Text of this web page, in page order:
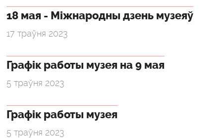
18 мая - Міжнародны дзень музеяў
17 траўня 2023
Графік работы музея на 9 мая
5 траўня 2023
Графік работы музея
5 траўня 2023